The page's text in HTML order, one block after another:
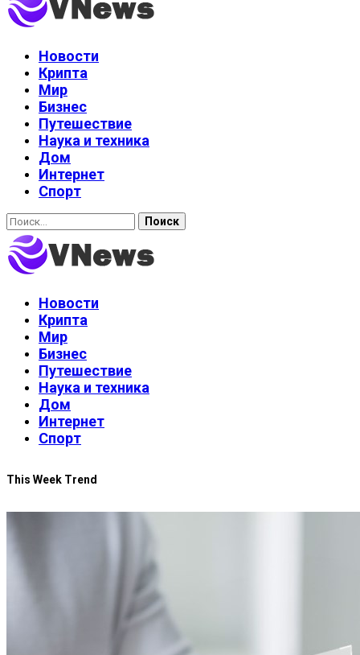
Новости
Крипта
Мир
Бизнес
Путешествие
Наука и техника
Дом
Интернет
Спорт
Найти:
Новости
Крипта
Мир
Бизнес
Путешествие
Наука и техника
Дом
Интернет
Спорт
This Week Trend